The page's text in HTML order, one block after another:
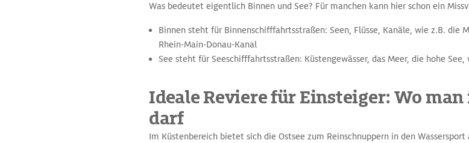
Was bedeutet eigentlich Binnen und See? Für manchen kann hier schon ein
Binnen steht für Binnenschifffahrtsstraßen: Seen, Flüsse, Kanäle, wie z.B. die
Rhein-Main-Donau-Kanal
See steht für Seeschifffahrtsstraßen: Küstengewässer, das Meer, die hohe
Ideale Reviere für Einsteiger: Wo
darf
Im Küstenbereich bietet sich die Ostsee zum Reinschnuppern in den